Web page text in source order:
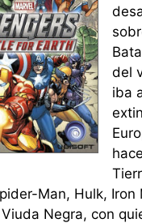
del
iba
Man, Hulk,
Negra, con